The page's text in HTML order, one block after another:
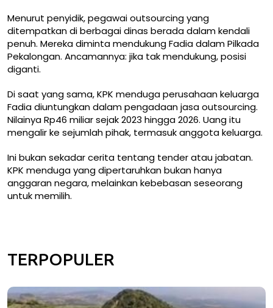
Menurut penyidik, pegawai outsourcing yang
ditempatkan di berbagai dinas berada dalam kendali
penuh. Mereka diminta mendukung Fadia dalam Pilkada
Pekalongan. Ancamannya: jika tak mendukung, posisi
diganti.
Di saat yang sama, KPK menduga perusahaan keluarga
Fadia diuntungkan dalam pengadaan jasa outsourcing.
Nilainya Rp46 miliar sejak 2023 hingga 2026. Uang itu
mengalir ke sejumlah pihak, termasuk anggota keluarga.
Ini bukan sekadar cerita tentang tender atau jabatan.
KPK menduga yang dipertaruhkan bukan hanya
anggaran negara, melainkan kebebasan seseorang
untuk memilih.
TERPOPULER